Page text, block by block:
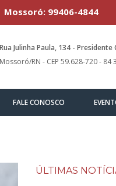
Mossoró: 99406-4844
Rua Julinha Paula, 134 - Presidente
Mossoró/RN - CEP 59.628-720 -
FALE CONOSCO
ÚLTIMAS